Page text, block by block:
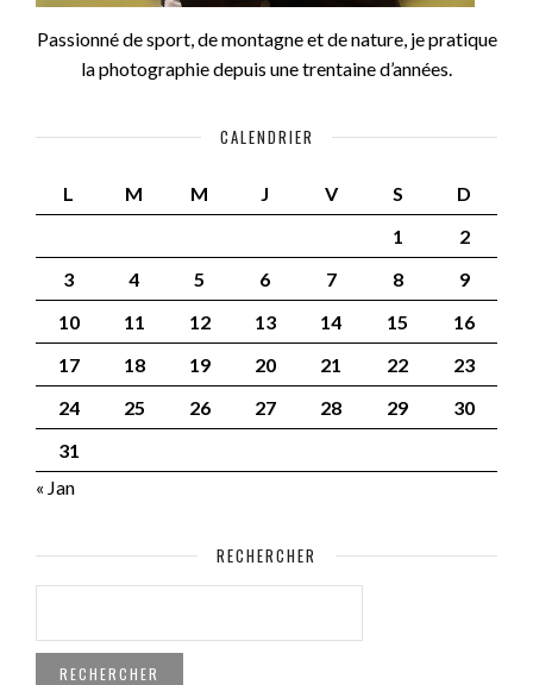
Passionné de sport, de montagne et de nature, je pratique
la photographie depuis une trentaine d’années.
CALENDRIER
L M M J V S
D
1
2
3
4 5 6 7 8
9
10
11 12 13 14 15
16
17
18 19 20 21 22
23
24
25 26 27 28 29
30
31
« Jan
RECHERCHER